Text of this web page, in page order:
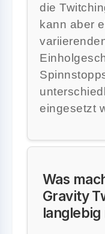
die
kann aber
eingesetzt
Was
Gravity
langlebig